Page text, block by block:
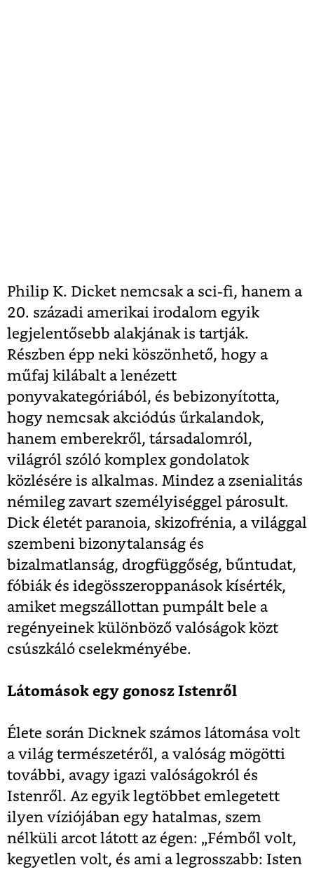
Philip K. Dicket nemcsak a sci-fi, hanem a
20. századi amerikai irodalom egyik
legjelentősebb alakjának is tartják.
Részben épp neki köszönhető, hogy a
műfaj kilábalt a lenézett
ponyvakategóriából, és bebizonyította,
hogy nemcsak akciódús űrkalandok,
hanem emberekről, társadalomról,
világról szóló komplex gondolatok
közlésére is alkalmas. Mindez a zsenialitás
némileg zavart személyiséggel párosult.
Dick életét paranoia, skizofrénia, a világgal
szembeni bizonytalanság és
bizalmatlanság, drogfüggőség, bűntudat,
fóbiák és idegösszeroppanások kísérték,
amiket megszállottan pumpált bele a
regényeinek különböző valóságok közt
csúszkáló cselekményébe.
Látomások egy gonosz Istenről
Élete során Dicknek számos látomása volt
a világ természetéről, a valóság mögötti
további, avagy igazi valóságokról és
Istenről. Az egyik legtöbbet emlegetett
ilyen víziójában egy hatalmas, szem
nélküli arcot látott az égen: „Fémből volt,
kegyetlen volt, és ami a legrosszabb: Isten